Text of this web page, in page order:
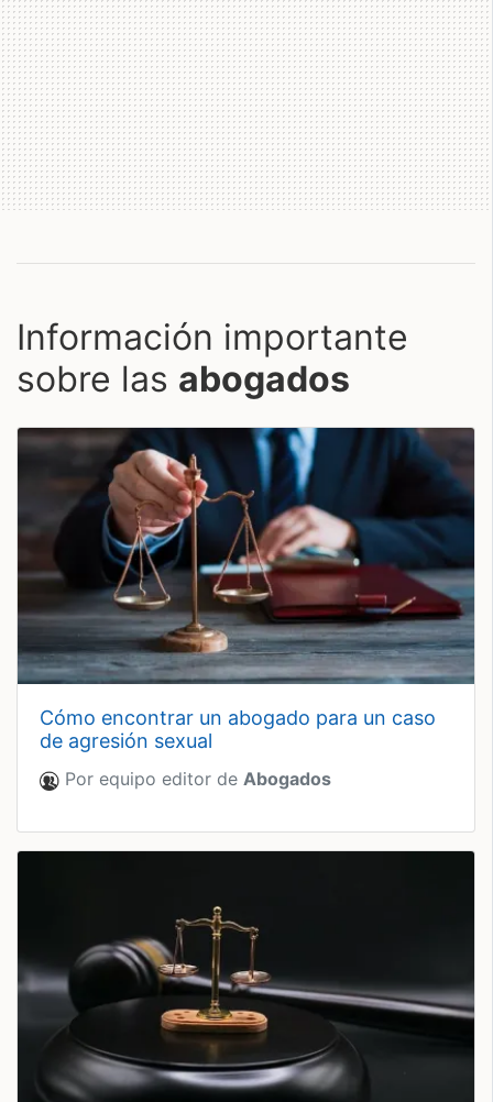
Información importante
sobre las abogados
cómo encontrar un abogado para un caso
de agresión sexual
Por equipo editor de Abogados